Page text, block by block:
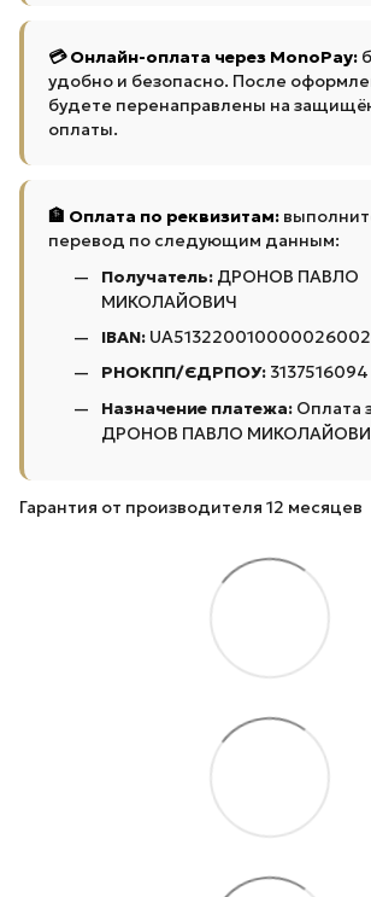
💳 Онлайн-оплата через MonoPay:
удобно и безопасно. После
будете перенаправлены на
оплаты.
🏦 Оплата по реквизитам:
перевод по следующим данным:
Получатель: ДРОНОВ ПАВЛО
МИКОЛАЙОВИЧ
IBAN:
РНОКПП/ЄДРПОУ: 3137516094
Назначение платежа: Оплата
ДРОНОВ ПАВЛО
Гарантия от производителя 12 месяцев